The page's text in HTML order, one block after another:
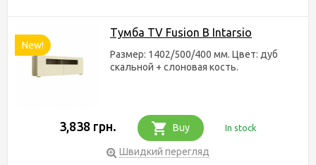
New!
Тумба TV Fusion B Intarsio
Размер: 1402/500/400 мм. Цвет: дуб
скальной + слоновая кость.
3,838 грн. Buy In stock
Швидкий перегляд